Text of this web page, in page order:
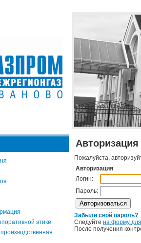
этике
Авторизация
Пожалуйста,
Авторизация
Логин:
Пароль:
Забыли свой пароль?
Следуйте на форму
После получения